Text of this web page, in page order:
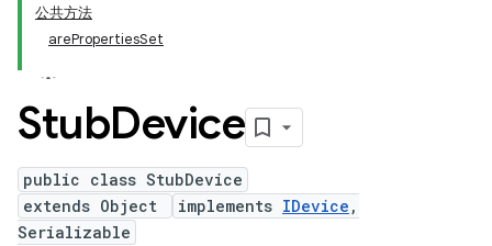
公共方法
arePropertiesSet
StubDevice
public class StubDevice
extends Object
implements IDevice ,
Serializable